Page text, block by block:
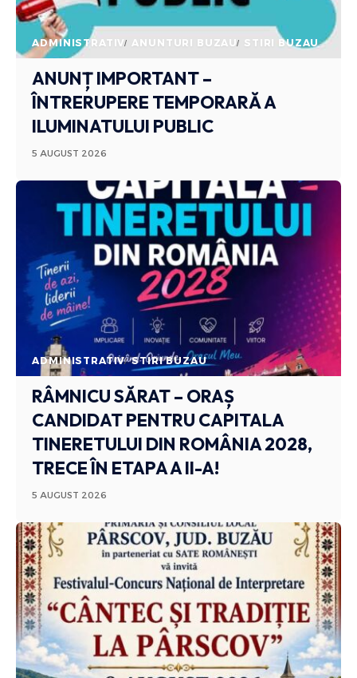
ADMINISTRATIV ANUNTURI BUZAU STIRI BUZAU
ANUNȚ IMPORTANT –
ÎNTRERUPERE TEMPORARĂ A
ILUMINATULUI PUBLIC
5 AUGUST 2026
ADMINISTRATIV STIRI BUZAU
RÂMNICU SĂRAT – ORAȘ
CANDIDAT PENTRU CAPITALA
TINERETULUI DIN ROMÂNIA 2028,
TRECE ÎN ETAPA A II-A!
5 AUGUST 2026